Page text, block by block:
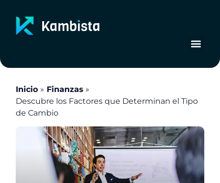
contenido
Inicio
Finanzas
Descubre los Factores que Determinan el Tipo
de Cambio